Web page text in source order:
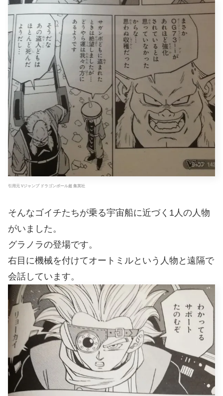
引用元 Vジャンプ ドラゴンボール超 集英社
そんなゴイチたちが乗る宇宙船に近づく1人の人物
がいました。
グラノラの登場です。
右目に機械を付けてオートミルという人物と遠隔で
会話しています。